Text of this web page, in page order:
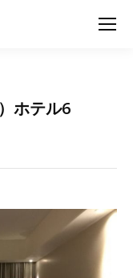
ホテル6